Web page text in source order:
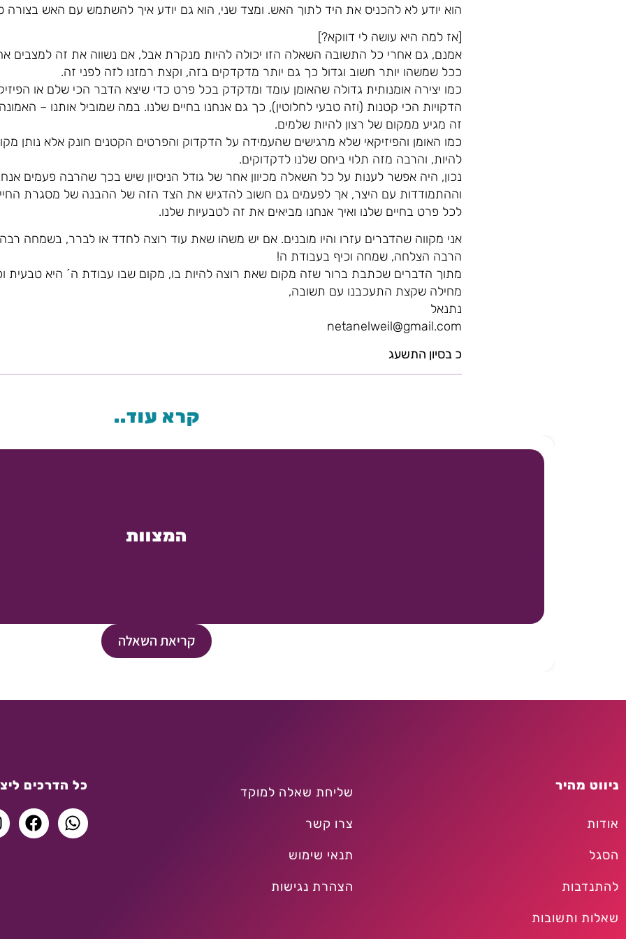
הוא יודע לא להכניס את היד לתוך האש. ומצד שני, הוא גם יודע איך להשתמש עם האש בצורה
[אז למה היא עושה לי דווקא?]
אמנם, גם אחרי כל התשובה השאלה הזו יכולה להיות מנקרת אבל, אם נשווה את זה למצבים
ככל שמשהו יותר חשוב וגדול כך גם יותר מדקדקים בזה, וקצת רמזנו לזה לפני זה.
כמו יצירה אומנותית גדולה שהאומן עומד ומדקדק בכל פרט כדי שיצא הדבר הכי שלם או
הדקויות הכי קטנות (וזה טבעי לחלוטין), כך גם אנחנו בחיים שלנו. במה שמוביל אותנו –
זה מגיע ממקום של רצון להיות שלמים.
כמו האומן והפיזיקאי שלא מרגישים שהעמידה על הדקדוק והפרטים הקטנים חונק אלא נותן
להיות, והרבה מזה תלוי ביחס שלנו לדקדוקים.
נכון, היה אפשר לענות על כל השאלה מכיוון אחר של גודל הניסיון שיש בכך שהרבה פעמים
וההתמודדות עם היצר, אך לפעמים גם חשוב להדגיש את הצד הזה של ההבנה של מסגרת
לכל פרט בחיים שלנו ואיך אנחנו מביאים את זה לטבעיות שלנו.
אני מקווה שהדברים עזרו והיו מובנים. אם יש משהו שאת עוד רוצה לחדד או לברר, בשמחה
הרבה הצלחה, שמחה וכיף בעבודת ה!
מתוך הדברים שכתבת ברור שזה מקום שאת רוצה להיות בו, מקום שבו עבודת ה´ היא טבעית
מחילה שקצת התעכבנו עם תשובה,
נתנאל
netanelweil@gmail.com
כ בסיון התשעג
קרא עוד..
המצוות
קריאת השאלה
ניווט מהיר
אודות
הסגל
להתנדבות
שאלות ותשובות
שליחת שאלה למוקד
צרו קשר
תנאי שימוש
הצהרת נגישות
כל הדרכים